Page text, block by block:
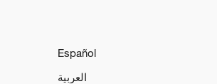
Español
العربية